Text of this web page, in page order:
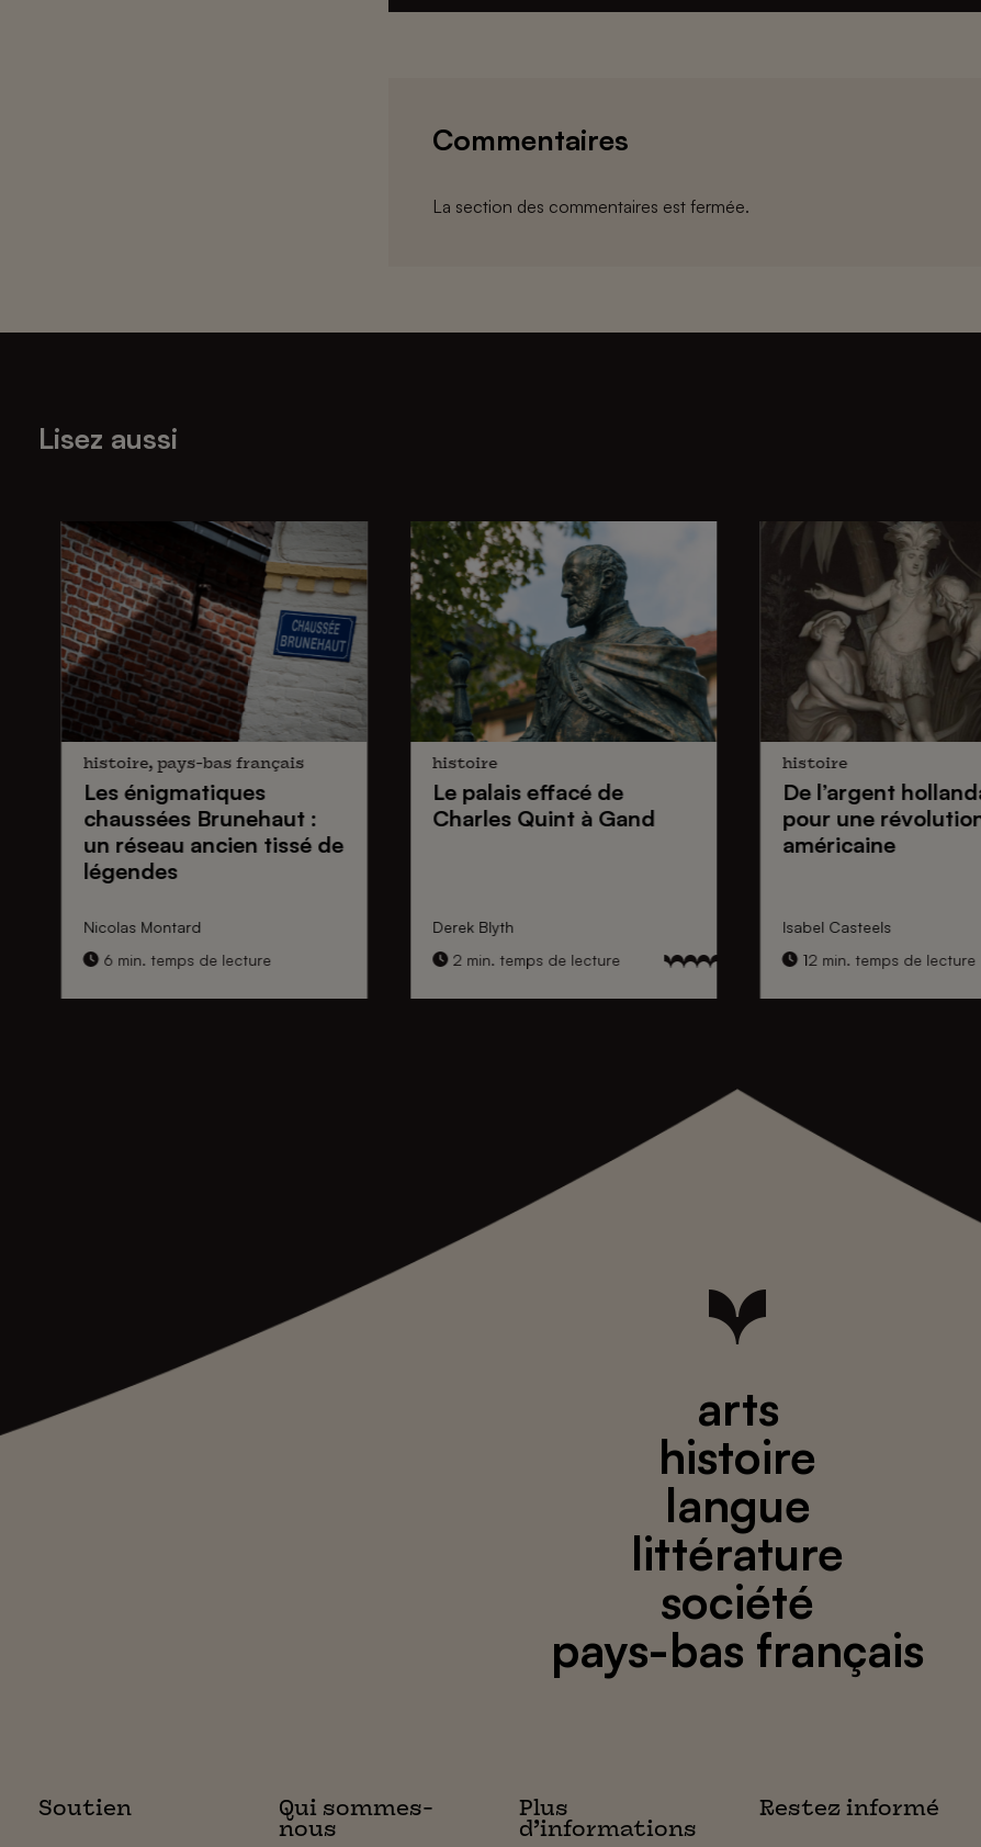
Commentaires
La section des commentaires est fermée.
Lisez aussi
histoire, pays-bas français
Les énigmatiques
chaussées Brunehaut:
un réseau ancien tissé de
légendes
Nicolas Montard
6 min. temps de lecture
histoire
Le palais effacé de
Charles Quintà Gand
Derek Blyth
2 min. temps de lecture
histoire
De l’argent
pour une
américaine
Isabel Casteels
12 min. temps de lecture
arts
histoire
langue
littérature
société
pays-bas français
Soutien
Qui sommes-
nous
Plus
d’informations
Restez informé